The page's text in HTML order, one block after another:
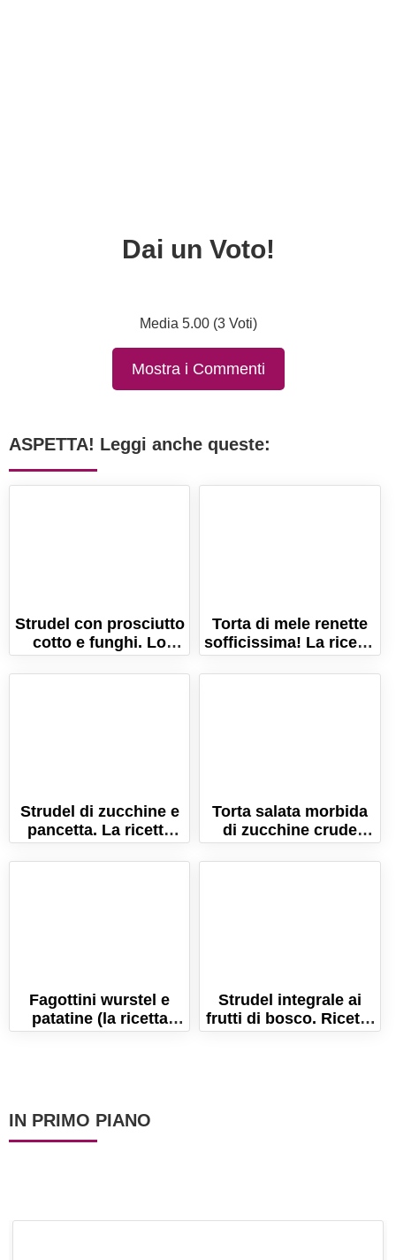
Dai un Voto!
Media 5.00 (3 Voti)
Mostra i Commenti
ASPETTA! Leggi anche queste:
Strudel con prosciutto
cotto e funghi. Lo
strudel salato con
formaggio!
Torta di mele renette
sofficissima! La ricetta
perfetta!
Strudel di zucchine e
pancetta. La ricetta
facile con la pasta
sfoglia!
Torta salata morbida
di zucchine crude
grattugiate. La ricetta
veloce, pronta in 5
Fagottini wurstel e
patatine (la ricetta
amata dai bambini!)
Strudel integrale ai
frutti di bosco. Ricetta
facile e velocissima!
IN PRIMO PIANO